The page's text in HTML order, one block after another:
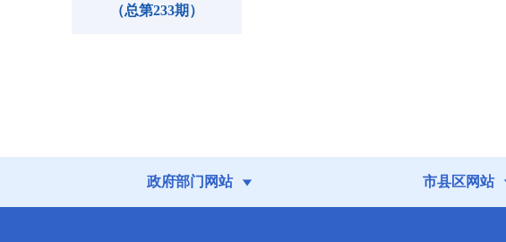
（总第233期）
政府部门网站 市县区网站